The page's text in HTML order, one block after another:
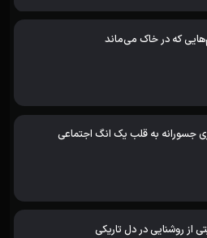
که در خاک می‌ماند
جسورانه به قلب یک انگ اجتماعی
از روشنایی در دل تاریکی